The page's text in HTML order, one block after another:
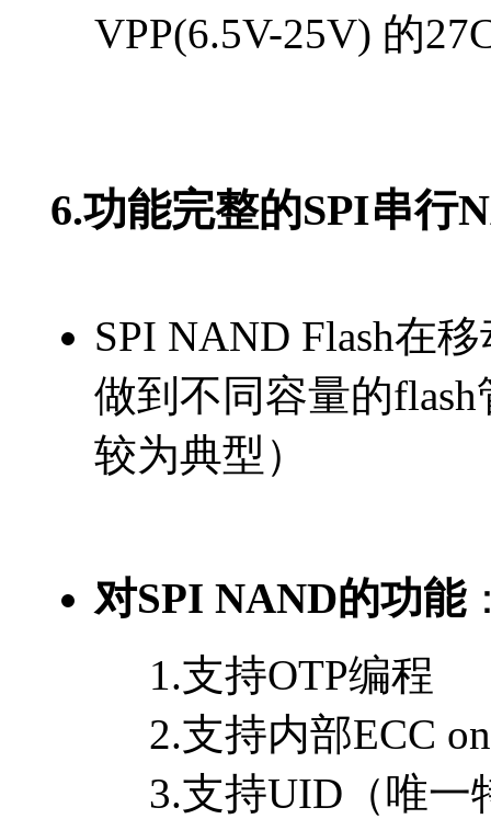
VPP(6.5V-25V) 的
6.功能完整的SPI串行
SPI NAND Flash在
做到不同容量的
较为典型）
对SPI NAND的功能
1.支持OTP编程
2.支持内部ECC
3.支持UID（唯一